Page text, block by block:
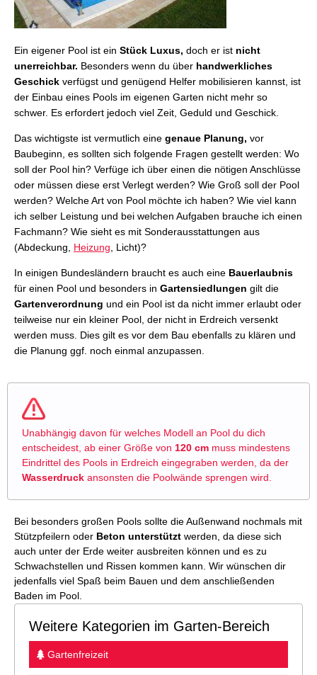
Ein eigener Pool ist ein Stück Luxus, doch er ist nicht
unerreichbar. Besonders wenn du über handwerkliches
Geschick verfügst und genügend Helfer mobilisieren kannst, ist
der Einbau eines Pools im eigenen Garten nicht mehr so
schwer. Es erfordert jedoch viel Zeit, Geduld und Geschick.
Das wichtigste ist vermutlich eine genaue Planung, vor
Baubeginn, es sollten sich folgende Fragen gestellt werden: Wo
soll der Pool hin? Verfüge ich über einen die nötigen Anschlüsse
oder müssen diese erst Verlegt werden? Wie Groß soll der Pool
werden? Welche Art von Pool möchte ich haben? Wie viel kann
ich selber Leistung und bei welchen Aufgaben brauche ich einen
Fachmann? Wie sieht es mit Sonderausstattungen aus
(Abdeckung, Heizung , Licht)?
In einigen Bundesländern braucht es auch eine Bauerlaubnis
für einen Pool und besonders in Gartensiedlungen gilt die
Gartenverordnung und ein Pool ist da nicht immer erlaubt oder
teilweise nur ein kleiner Pool, der nicht in Erdreich versenkt
werden muss. Dies gilt es vor dem Bau ebenfalls zu klären und
die Planung ggf. noch einmal anzupassen.
Unabhängig davon für welches Modell an Pool du dich
entscheidest, ab einer Größe von 120 cm muss mindestens
Eindrittel des Pools in Erdreich eingegraben werden, da der
Wasserdruck ansonsten die Poolwände sprengen wird.
Bei besonders großen Pools sollte die Außenwand nochmals mit
Stützpfeilern oder Beton unterstützt werden, da diese sich
auch unter der Erde weiter ausbreiten können und es zu
Schwachstellen und Rissen kommen kann. Wir wünschen dir
jedenfalls viel Spaß beim Bauen und dem anschließenden
Baden im Pool.
Weitere Kategorien im Garten-Bereich
Gartenfreizeit